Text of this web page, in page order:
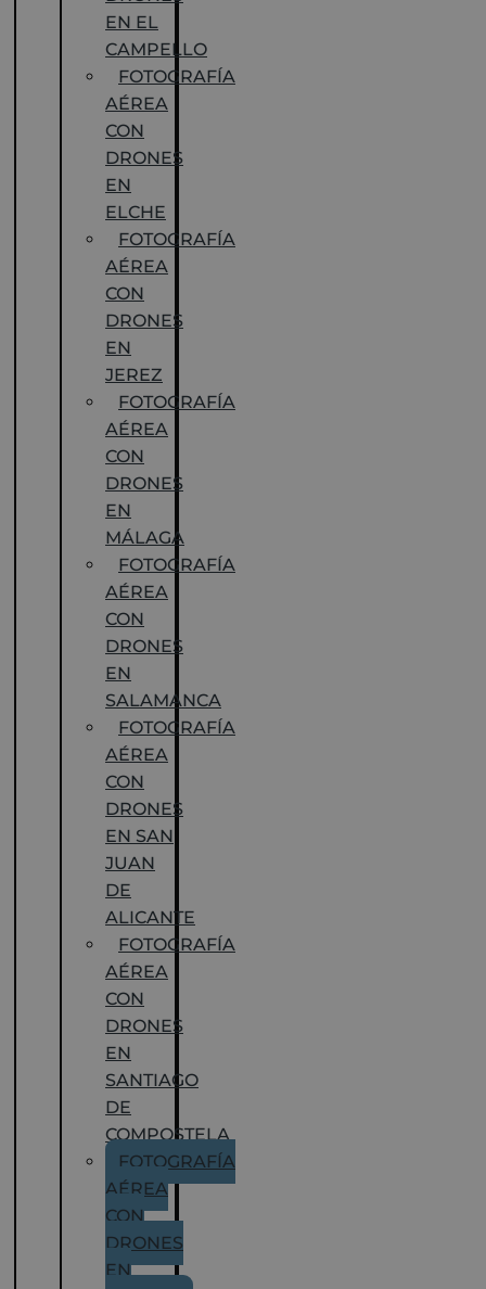
EN EL
CAMPELLO
FOTOGRAFÍA
AÉREA
CON
DRONES
EN
ELCHE
FOTOGRAFÍA
AÉREA
CON
DRONES
EN
JEREZ
FOTOGRAFÍA
AÉREA
CON
DRONES
EN
MÁLAGA
FOTOGRAFÍA
AÉREA
CON
DRONES
EN
SALAMANCA
FOTOGRAFÍA
AÉREA
CON
DRONES
EN SAN
JUAN
DE
ALICANTE
FOTOGRAFÍA
AÉREA
CON
DRONES
EN
SANTIAGO
DE
COMPOSTELA
FOTOGRAFÍA
AÉREA
CON
DRONES
EN